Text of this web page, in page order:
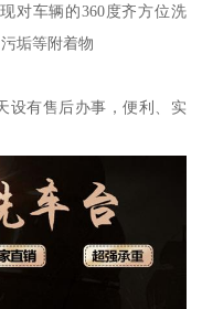
车辆的360度齐方位洗
垢等附着物
有售后办事，便利、实